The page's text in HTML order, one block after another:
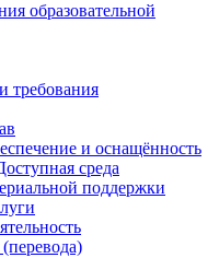
образовательной
требования
и оснащённость
среда
поддержки